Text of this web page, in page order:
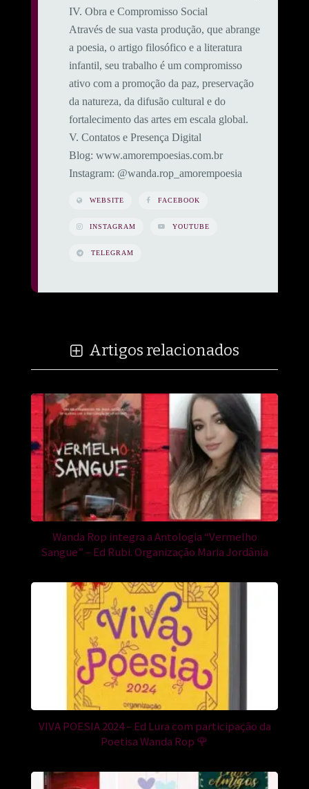
​IV. Obra e Compromisso Social
​Através de sua vasta produção, que abrange
a poesia, o artigo filosófico e a literatura
infantil, seu trabalho é um compromisso
ativo com a promoção da paz, preservação
da natureza, da difusão cultural e do
fortalecimento das artes em escala global.
​V. Contatos e Presença Digital
​Blog: www.amorempoesias.com.br
​Instagram: @wanda.rop_amorempoesia
WEBSITE FACEBOOK
INSTAGRAM YOUTUBE
TELEGRAM
Artigos relacionados
Wanda Rop integra a Antologia “Vermelho
Sangue” – Ed Rubi. Organização Maria Jordânia
VIVA POESIA 2024 – Ed Lura com participação da
Poetisa Wanda Rop 🌹